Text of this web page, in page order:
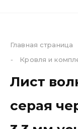
Каталог
керамика
ЖБИ
материалы
Главная страница
-
Кровля и
Лист
серая